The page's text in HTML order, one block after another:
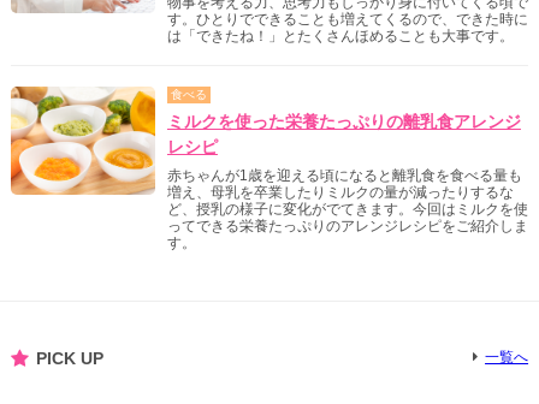
す。ひとりでできることも増えてくるので、できた時に
は「できたね！」とたくさんほめることも大事です。
食べる
ミルクを使った栄養たっぷりの離乳食アレンジ
レシピ
赤ちゃんが1歳を迎える頃になると離乳食を食べる量も
増え、母乳を卒業したりミルクの量が減ったりするな
ど、授乳の様子に変化がでてきます。今回はミルクを使
ってできる栄養たっぷりのアレンジレシピをご紹介しま
す。
PICK UP 一覧へ